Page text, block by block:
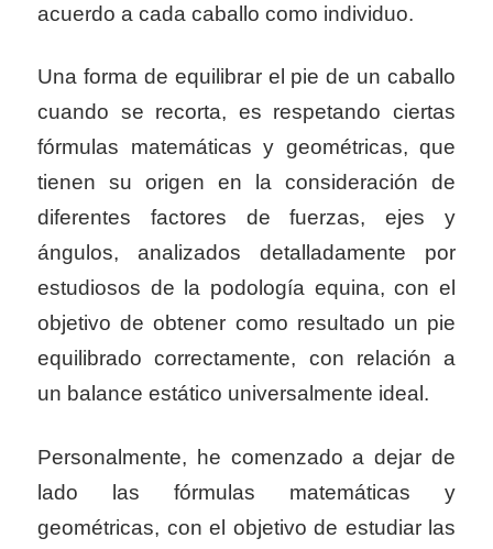
acuerdo a cada caballo como individuo.
Una forma de equilibrar el pie de un caballo
cuando se recorta, es respetando ciertas
fórmulas matemáticas y geométricas, que
tienen su origen en la consideración de
diferentes factores de fuerzas, ejes y
ángulos, analizados detalladamente por
estudiosos de la podología equina, con el
objetivo de obtener como resultado un pie
equilibrado correctamente, con relación a
un balance estático universalmente ideal.
Personalmente, he comenzado a dejar de
lado las fórmulas matemáticas y
geométricas, con el objetivo de estudiar las